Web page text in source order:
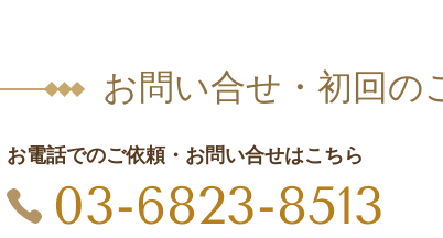
お問い合せ・初回の
お電話でのご依頼・お問い合せはこちら
03-6823-8513